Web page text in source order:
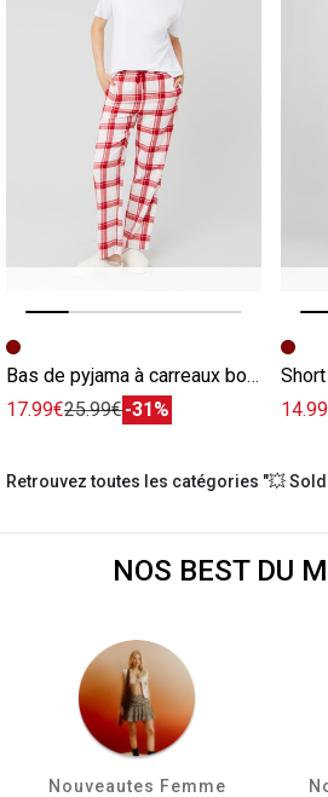
Image précédente
Image suivante
Bas de pyjama à carreaux bordeaux
17.99€25.99€-31%
Retrouvez toutes les catégories "💥
NOS BEST DU
Nouveautes Femme